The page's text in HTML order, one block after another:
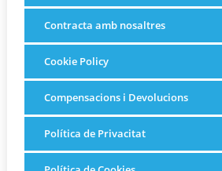
Contracta amb nosaltres
Cookie Policy
Compensacions i Devolucions
Política de Privacitat